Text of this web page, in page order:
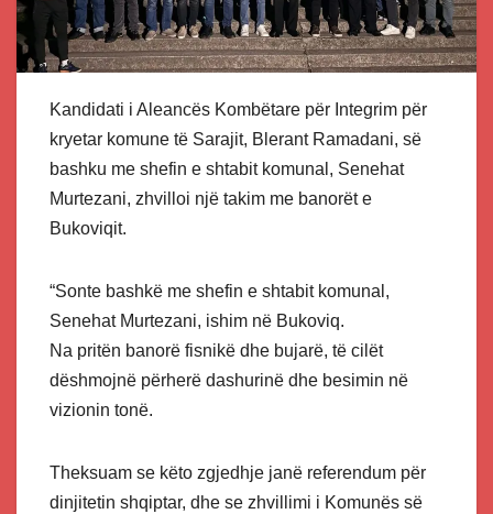
Kandidati i Aleancës Kombëtare për Integrim për
kryetar komune të Sarajit, Blerant Ramadani, së
bashku me shefin e shtabit komunal, Senehat
Murtezani, zhvilloi një takim me banorët e
Bukoviqit.
“Sonte bashkë me shefin e shtabit komunal,
Senehat Murtezani, ishim në Bukoviq.
Na pritën banorë fisnikë dhe bujarë, të cilët
dëshmojnë përherë dashurinë dhe besimin në
vizionin tonë.
Theksuam se këto zgjedhje janë referendum për
dinjitetin shqiptar, dhe se zhvillimi i Komunës së